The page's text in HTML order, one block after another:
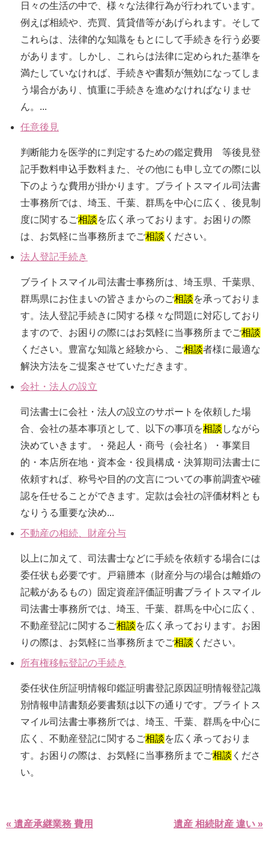
日々の生活の中で、様々な法律行為が行われています。
例えば相続や、売買、賃貸借等があげられます。そして
これらは、法律的な知識をもとにして手続きを行う必要
があります。しかし、これらは法律に定められた基準を
満たしていなければ、手続きや書類が無効になってしま
う場合があり、慎重に手続きを進めなければなりませ
ん。...
任意後見
判断能力を医学的に判定するための鑑定費用 等後見登
記手数料申込手数料また、その他にも申し立ての際に以
下のような費用が掛かります。ブライトスマイル司法書
士事務所では、埼玉、千葉、群馬を中心に広く、後見制
度に関するご相談を広く承っております。お困りの際
は、お気軽に当事務所までご相談 ください。
法人登記手続き
ブライトスマイル司法書士事務所は、埼玉県、千葉県、
群馬県にお住まいの皆さまからのご相談を承っておりま
す。法人登記手続きに関する様々な問題に対応しており
ますので、お困りの際にはお気軽に当事務所までご相談
ください。豊富な知識と経験から、ご相談者様に最適な
解決方法をご提案させていただきます。
会社・法人の設立
司法書士に会社・法人の設立のサポートを依頼した場
合、会社の基本事項として、以下の事項を相談 しながら
決めていきます。・発起人・商号（会社名）・事業目
的・本店所在地・資本金・役員構成・決算期司法書士に
依頼すれば、称号や目的の文言についての事前調査や確
認を任せることができます。定款は会社の評価材料とも
なりうる重要な決め...
不動産の相続、財産分与
以上に加えて、司法書士などに手続を依頼する場合には
委任状も必要です。戸籍謄本（財産分与の場合は離婚の
記載があるもの）固定資産評価証明書ブライトスマイル
司法書士事務所では、埼玉、千葉、群馬を中心に広く、
不動産登記に関するご相談を広く承っております。お困
りの際は、お気軽に当事務所までご相談 ください。
所有権移転登記の手続き
委任状住所証明情報印鑑証明書登記原因証明情報登記識
別情報申請書類必要書類は以下の通りです。ブライトス
マイル司法書士事務所では、埼玉、千葉、群馬を中心に
広く、不動産登記に関するご相談を広く承っておりま
す。お困りの際は、お気軽に当事務所までご相談 くださ
い。
« 遺産承継業務 費用 遺産 相続財産 違い »